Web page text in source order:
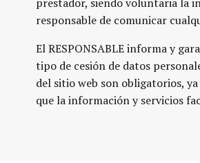
responsable de comunicar
El RESPONSABLE informa y
tipo de cesión de datos
del sitio web son obligatorios,
que la información y servicios